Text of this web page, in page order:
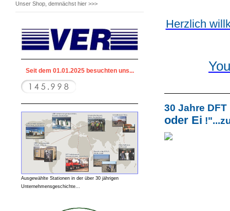
Unser Shop, demnächst hier >>>
Seit dem 01.01.2025 besuchten uns...
Ausgewählte Stationen in der über 30 jährigen
Unternehmensgeschichte...
Herzlich
30 Jahre
oder Ei